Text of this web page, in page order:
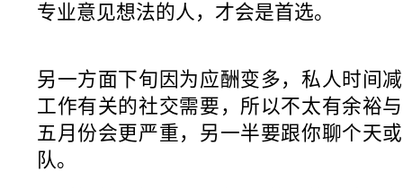
专业意见想法的人，才会是首选。
另一方面下旬因为应酬变多，私人时间
工作有关的社交需要，所以不太有余裕
五月份会更严重，另一半要跟你聊个天
队。